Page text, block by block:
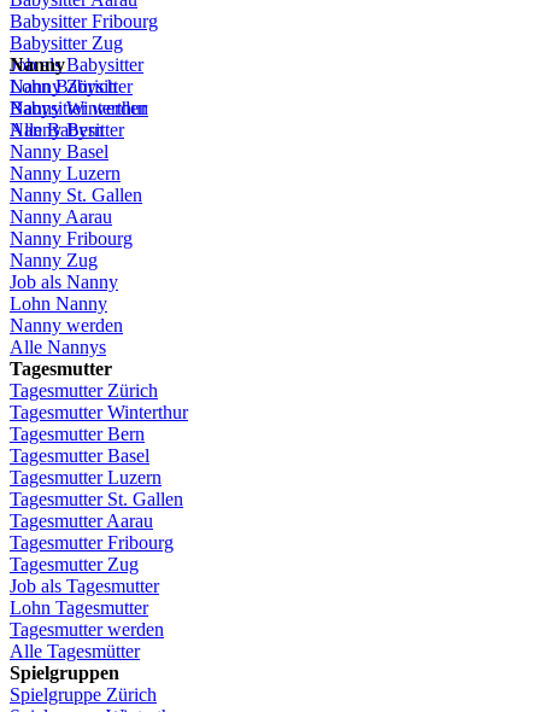
BabysitterFribourg
Babysitter Zug
JobalsBabysitter
LohnBabysitter
Babysitterwerden
Alle Babysitter
Nanny
NannyZürich
Nanny Winterthur
Nanny Bern
Nanny Basel
Nanny Luzern
Nanny St. Gallen
Nanny Aarau
Nanny Fribourg
Nanny Zug
Job als Nanny
Lohn Nanny
Nanny werden
Alle Nannys
Tagesmutter
Tagesmutter Zürich
TagesmutterWinterthur
TagesmutterBern
TagesmutterBasel
Tagesmutter Luzern
TagesmutterSt. Gallen
Tagesmutter Aarau
Tagesmutter Fribourg
Tagesmutter Zug
Job als Tagesmutter
Lohn Tagesmutter
Tagesmutter werden
Alle Tagesmütter
Spielgruppen
Spielgruppe Zürich